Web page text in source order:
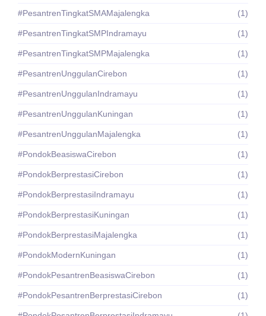
#PesantrenTingkatSMAMajalengka (1)
#PesantrenTingkatSMPIndramayu (1)
#PesantrenTingkatSMPMajalengka (1)
#PesantrenUnggulanCirebon (1)
#PesantrenUnggulanIndramayu (1)
#PesantrenUnggulanKuningan (1)
#PesantrenUnggulanMajalengka (1)
#PondokBeasiswaCirebon (1)
#PondokBerprestasiCirebon (1)
#PondokBerprestasiIndramayu (1)
#PondokBerprestasiKuningan (1)
#PondokBerprestasiMajalengka (1)
#PondokModernKuningan (1)
#PondokPesantrenBeasiswaCirebon (1)
#PondokPesantrenBerprestasiCirebon (1)